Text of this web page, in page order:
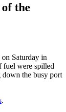
of the
Saturday in
fuel were spilled
down the busy port
.